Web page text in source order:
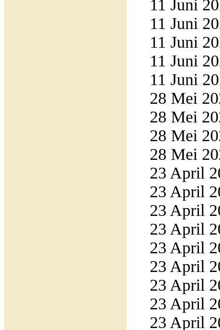
11 Juni
11 Juni
11 Juni
11 Juni
11 Juni
28 Mei
28 Mei
28 Mei
28 Mei
23 April
23 April
23 April
23 April
23 April
23 April
23 April
23 April
23 April